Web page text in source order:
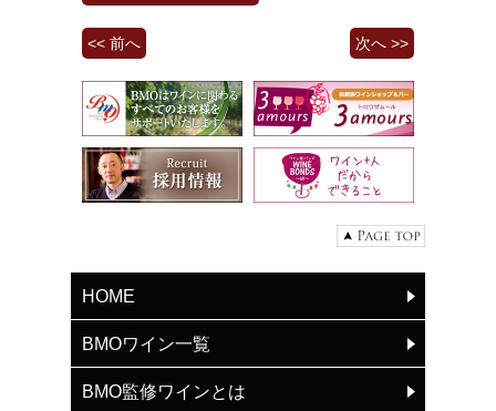
<< 前へ 次へ >>
HOME
BMOワイン一覧
BMO監修ワインとは